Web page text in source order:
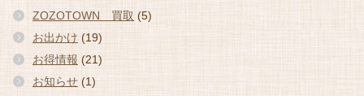
ZOZOTOWN 買取 (5)
お出かけ (19)
お得情報 (21)
お知らせ (1)